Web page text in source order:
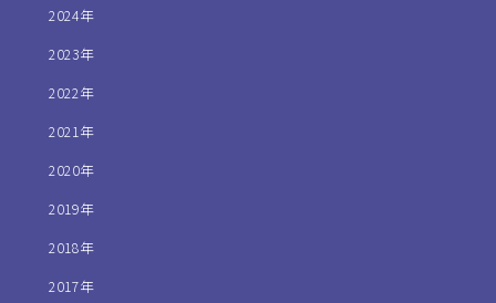
2024年
2023年
2022年
2021年
2020年
2019年
2018年
2017年